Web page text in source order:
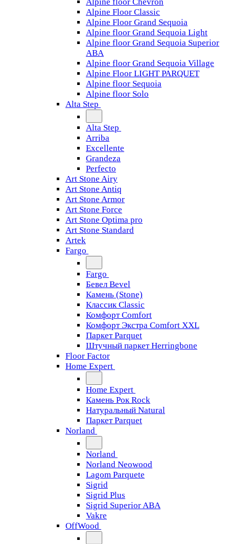
Alpine Floor Classic
Alpine Floor Grand Sequoia
Alpine floor Grand Sequoia Light
Alpine floor Grand Sequoia Superior
ABA
Alpine floor Grand Sequoia Village
Alpine Floor LIGHT PARQUET
Alpine floor Sequoia
Alpine floor Solo
Alta Step
Alta Step
Arriba
Excellente
Grandeza
Perfecto
Art Stone Airy
Art Stone Antiq
Art Stone Armor
Art Stone Force
Art Stone Optima pro
Art Stone Standard
Artek
Fargo
Fargo
Бевел Bevel
Камень (Stone)
Классик Classic
Комфорт Comfort
Комфорт Экстра Comfort XXL
Паркет Parquet
Штучный паркет Herringbone
Floor Factor
Home Expert
Home Expert
Камень Рок Rock
Натуральный Natural
Паркет Parquet
Norland
Norland
Norland Neowood
Lagom Parquete
Sigrid
Sigrid Plus
Sigrid Superior ABA
Vakre
OffWood